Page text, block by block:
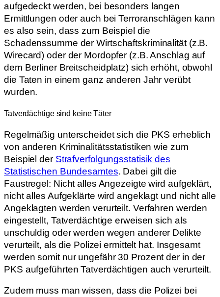
aufgedeckt werden, bei besonders langen
Ermittlungen oder auch bei Terroranschlägen kann
es also sein, dass zum Beispiel die
Schadenssumme der Wirtschaftskriminalität (z.B.
Wirecard) oder der Mordopfer (z.B. Anschlag auf
dem Berliner Breitscheidplatz) sich erhöht, obwohl
die Taten in einem ganz anderen Jahr verübt
wurden.
Tatverdächtige sind keine Täter
Regelmäßig unterscheidet sich die PKS erheblich
von anderen Kriminalitätsstatistiken wie zum
Beispiel der Strafverfolgungsstatisik des
Statistischen Bundesamtes. Dabei gilt die
Faustregel: Nicht alles Angezeigte wird aufgeklärt,
nicht alles Aufgeklärte wird angeklagt und nicht alle
Angeklagten werden verurteilt. Verfahren werden
eingestellt, Tatverdächtige erweisen sich als
unschuldig oder werden wegen anderer Delikte
verurteilt, als die Polizei ermittelt hat. Insgesamt
werden somit nur ungefähr 30 Prozent der in der
PKS aufgeführten Tatverdächtigen auch verurteilt.
Zudem muss man wissen, dass die Polizei bei